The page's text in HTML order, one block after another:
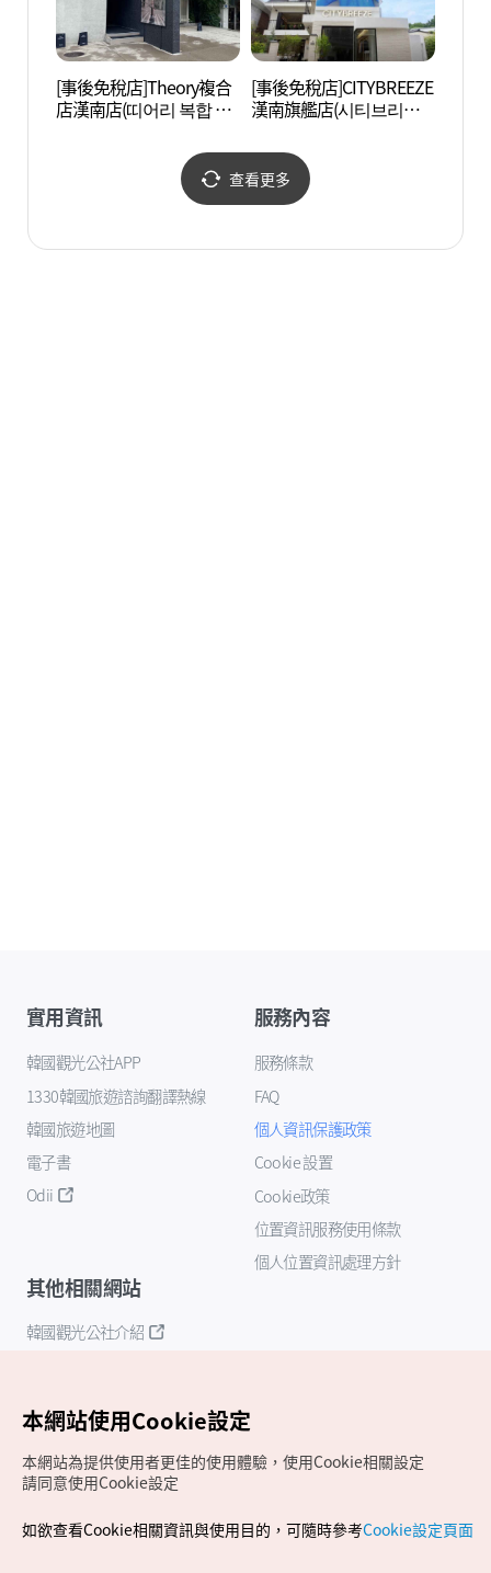
[事後免稅店]Theory複合
店漢南店(띠어리 복합 한
[事後免稅店]CITYBREEZE
漢南旗艦店(시티브리즈
查看更多
實用資訊
韓國觀光公社APP
1330韓國旅遊諮詢翻譯熱線
韓國旅遊地圖
電子書
Odii
服務內容
服務條款
FAQ
個人資訊保護政策
Cookie 設置
Cookie政策
位置資訊服務使用條款
個人位置資訊處理方針
其他相關網站
韓國觀光公社介紹
Copyrights (c) 韓國觀光公社版權所有
本網站使用Cookie設定
本網站為提供使用者更佳的使用體驗，使用Cookie相關設定
請同意使用Cookie設定
如欲查看Cookie相關資訊與使用目的，可隨時參考Cookie設定頁面